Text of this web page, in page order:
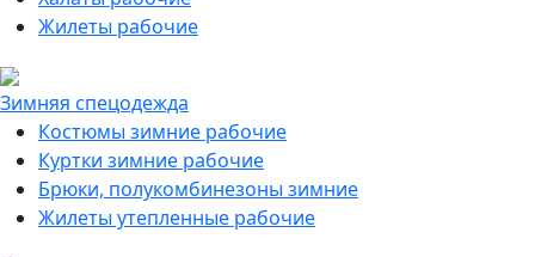
Жилеты рабочие
Зимняя спецодежда
Костюмы зимние рабочие
Куртки зимние рабочие
Брюки, полукомбинезоны зимние
Жилеты утепленные рабочие